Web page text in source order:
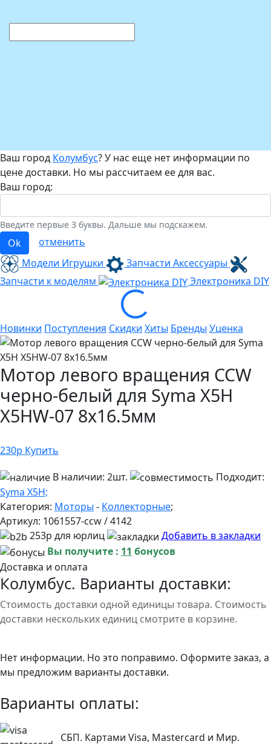
Ваш город Колумбус? У нас еще нет информации по
цене доставки. Но мы рассчитаем ее для вас.
Ваш город:
Введите первые 3 буквы. Дальше мы подскажем.
Ok
отменить
Модели Игрушки
Запчасти Аксессуары
Запчасти к моделям
Электроника DIY
Loading...
Новинки Поступления Скидки Хиты Бренды Уценка
Мотор левого вращения CCW
черно-белый для Syma X5H
X5HW-07 8х16.5мм
230р Купить
В наличии: 2шт.
Подходит:
Syma X5H;
Категория: Моторы - Коллекторные;
Артикул: 1061557-ccw / 4142
253р для юрлиц
Добавить в закладки
Вы получите : 11 бонусов
Доставка и оплата
Колумбус. Варианты доставки:
Стоимость доставки одной единицы товара. Стоимость
доставки нескольких единиц смотрите в корзине.
Нет информации. Но это поправимо. Оформите заказ, а
мы предложим варианты доставки.
Варианты оплаты:
СБП. Картами Visa, Mastercard и Мир.